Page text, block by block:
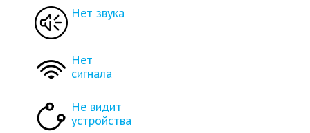
Нет звука
Нет
сигнала
Не видит
устройства